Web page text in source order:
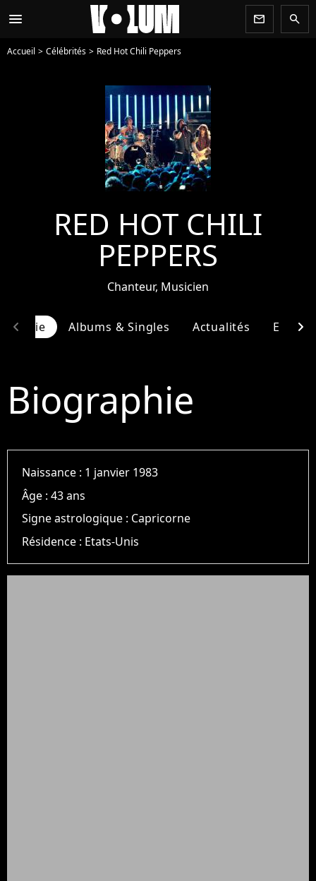
menu newsletter search
Accueil Célébrités Red Hot Chili Peppers
RED HOT CHILI
PEPPERS
Chanteur, Musicien
Albums & Singles Actualités
chevron_left chevron_right
Biographie
Naissance : 1 janvier 1983
Âge :43 ans
Signe astrologique : Capricorne
Résidence : Etats-Unis